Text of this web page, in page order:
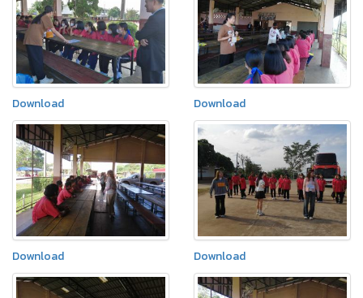
Download Download
Download Download